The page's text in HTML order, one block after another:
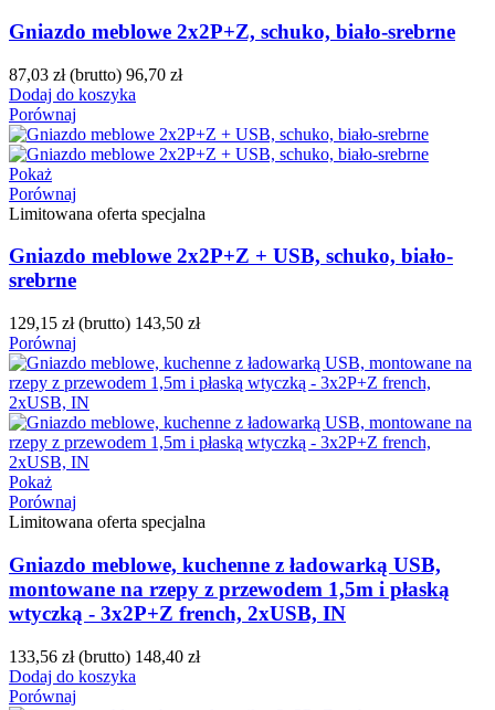
Gniazdo meblowe 2x2P+Z, schuko, biało-srebrne
87,03 zł (brutto) 96,70 zł
Dodaj do koszyka
Porównaj
Pokaż
Porównaj
Limitowana oferta specjalna
Gniazdo meblowe 2x2P+Z + USB, schuko, biało-
srebrne
129,15 zł (brutto) 143,50 zł
Porównaj
Pokaż
Porównaj
Limitowana oferta specjalna
Gniazdo meblowe, kuchenne z ładowarką USB,
montowane na rzepy z przewodem 1,5m i płaską
wtyczką - 3x2P+Z french, 2xUSB, IN
133,56 zł (brutto) 148,40 zł
Dodaj do koszyka
Porównaj